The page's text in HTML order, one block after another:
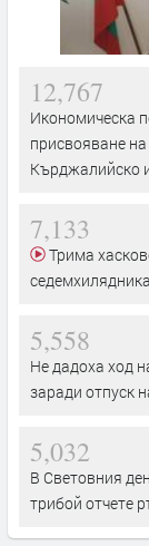
12,767
Икономическа
присвояване
Кърджалийско
7,133
5,558
Не дадоха ход
заради отпуск
5,032
В Световния
трибой отчете